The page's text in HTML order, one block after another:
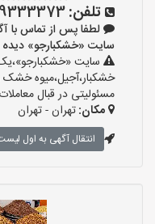
تلفن:
لطفا پس از تماس با
سایت «خشکبارجو» دیده ام و کد
سایت
خشکبار،آجیل،میوه
مسئولیتی در قبال
مکان:تهران - تهران
انتقال آگهی به اول